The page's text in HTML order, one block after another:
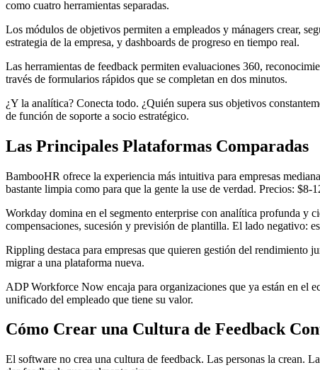
como cuatro herramientas separadas.
Los módulos de objetivos permiten a empleados y mánagers crear,
estrategia de la empresa, y dashboards de progreso en tiempo real.
Las herramientas de feedback permiten evaluaciones 360,
través de formularios rápidos que se completan en dos minutos.
¿Y la analítica? Conecta todo. ¿Quién supera sus objetivos
de función de soporte a socio estratégico.
Las Principales Plataformas Comparadas
BambooHR ofrece la experiencia más intuitiva para empresas
bastante limpia como para que la gente la use de verdad. Precios: $8-
Workday domina en el segmento enterprise con analítica profunda y
compensaciones, sucesión y previsión de plantilla. El lado negativo:
Rippling destaca para empresas que quieren gestión del rendimiento
migrar a una plataforma nueva.
ADP Workforce Now encaja para organizaciones que ya están en el
unificado del empleado que tiene su valor.
Cómo Crear una Cultura de Feedback
El software no crea una cultura de feedback. Las personas la crean.